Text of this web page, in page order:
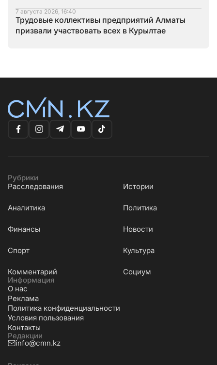
7 августа 2026, 16:40
Трудовые коллективы предприятий Алматы
призвали участвовать всех в Курылтае
Рубрики
Расследования
Истории
Аналитика Политика
Финансы Новости
Cпорт Культура
Комментарий
Социум
Информация
О нас
Реклама
Политика конфиденциальности
Условия пользования
Контакты
Редакции
info@cmn.kz